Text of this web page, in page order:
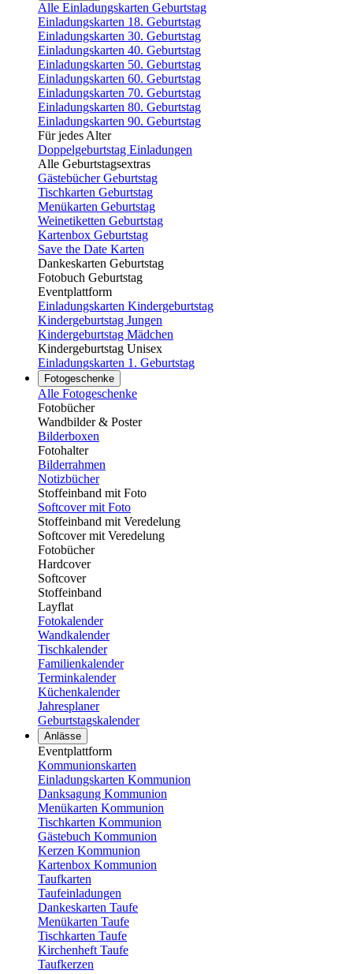
Alle Einladungskarten Geburtstag
Einladungskarten 18. Geburtstag
Einladungskarten 30. Geburtstag
Einladungskarten 40. Geburtstag
Einladungskarten 50. Geburtstag
Einladungskarten 60. Geburtstag
Einladungskarten 70. Geburtstag
Einladungskarten 80. Geburtstag
Einladungskarten 90. Geburtstag
Für jedes Alter
Doppelgeburtstag Einladungen
Alle Geburtstagsextras
Gästebücher Geburtstag
Tischkarten Geburtstag
Menükarten Geburtstag
Weinetiketten Geburtstag
Kartenbox Geburtstag
Save the Date Karten
Dankeskarten Geburtstag
Fotobuch Geburtstag
Eventplattform
Einladungskarten Kindergeburtstag
Kindergeburtstag Jungen
Kindergeburtstag Mädchen
Kindergeburtstag Unisex
Einladungskarten 1. Geburtstag
Fotogeschenke
Alle Fotogeschenke
Fotobücher
Wandbilder & Poster
Bilderboxen
Fotohalter
Bilderrahmen
Notizbücher
Stoffeinband mit Foto
Softcover mit Foto
Stoffeinband mit Veredelung
Softcover mit Veredelung
Fotobücher
Hardcover
Softcover
Stoffeinband
Layflat
Fotokalender
Wandkalender
Tischkalender
Familienkalender
Terminkalender
Küchenkalender
Jahresplaner
Geburtstagskalender
Anlässe
Eventplattform
Kommunionskarten
Einladungskarten Kommunion
Danksagung Kommunion
Menükarten Kommunion
Tischkarten Kommunion
Gästebuch Kommunion
Kerzen Kommunion
Kartenbox Kommunion
Taufkarten
Taufeinladungen
Dankeskarten Taufe
Menükarten Taufe
Tischkarten Taufe
Kirchenheft Taufe
Taufkerzen